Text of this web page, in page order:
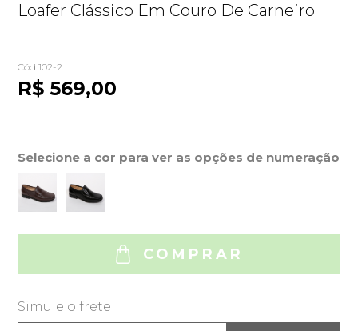
Loafer Clássico Em Couro De Carneiro
Cód 102-2
R$ 569,00
Selecione a cor para ver as opções de numeração
COMPRAR
Simule o frete